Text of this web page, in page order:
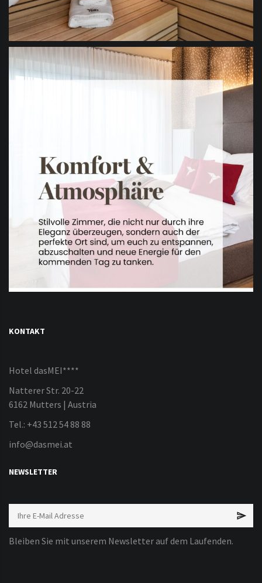
KONTAKT
Hotel dasMEI****
Natterer Str. 20-22
6162 Mutters | Austria
Tel.: +43 512 54 88 88
info@dasmei.at
NEWSLETTER
Bleiben Sie mit unserem Newsletter auf dem Laufenden.